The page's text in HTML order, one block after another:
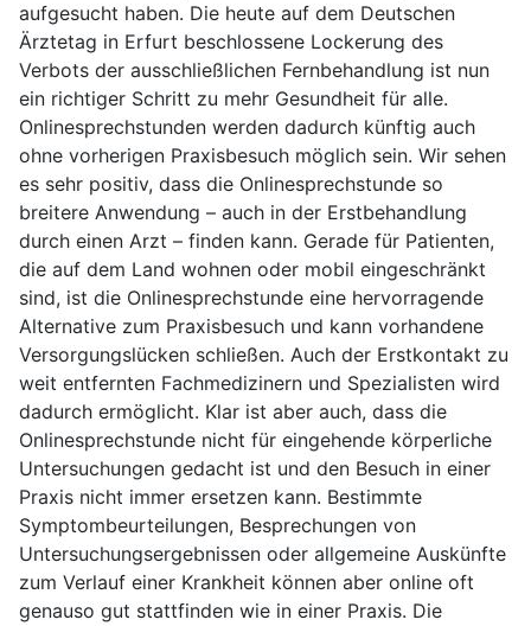
aufgesucht haben. Die heute auf dem Deutschen
Ärztetag in Erfurt beschlossene Lockerung des
Verbots der ausschließlichen Fernbehandlung ist nun
ein richtiger Schritt zu mehr Gesundheit für alle.
Onlinesprechstunden werden dadurch künftig auch
ohne vorherigen Praxisbesuch möglich sein. Wir sehen
es sehr positiv, dass die Onlinesprechstunde so
breitere Anwendung – auch in der Erstbehandlung
durch einen Arzt – finden kann. Gerade für Patienten,
die auf dem Land wohnen oder mobil eingeschränkt
sind, ist die Onlinesprechstunde eine hervorragende
Alternative zum Praxisbesuch und kann vorhandene
Versorgungslücken schließen. Auch der Erstkontakt zu
weit entfernten Fachmedizinern und Spezialisten wird
dadurch ermöglicht. Klar ist aber auch, dass die
Onlinesprechstunde nicht für eingehende körperliche
Untersuchungen gedacht ist und den Besuch in einer
Praxis nicht immer ersetzen kann. Bestimmte
Symptombeurteilungen, Besprechungen von
Untersuchungsergebnissen oder allgemeine Auskünfte
zum Verlauf einer Krankheit können aber online oft
genauso gut stattfinden wie in einer Praxis. Die